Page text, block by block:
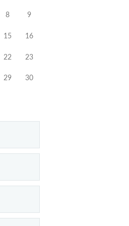
8 9
15 16
22 23
29 30